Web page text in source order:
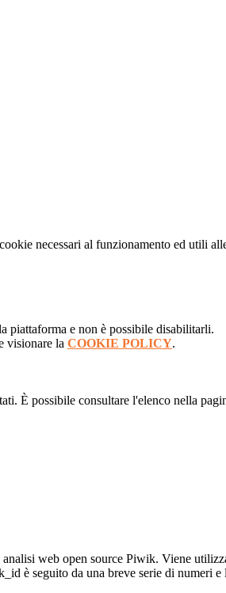
necessari al funzionamento ed utili
piattaforma e non è possibile disabilitarli.
visionare la COOKIE POLICY.
È possibile consultare l'elenco nella
web open source Piwik. Viene
è seguito da una breve serie di numeri